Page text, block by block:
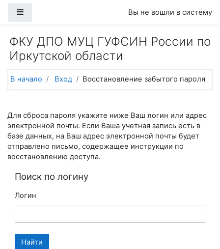
Вы не вошли в систему
ФКУ ДПО МУЦ ГУФСИН России по
Иркутской области
В начало Вход Восстановление забытого пароля
Для сброса пароля укажите ниже Ваш логин или адрес
электронной почты. Если Ваша учетная запись есть в
базе данных, на Ваш адрес электронной почты будет
отправлено письмо, содержащее инструкции по
восстановлению доступа.
Поиск по логину
Логин